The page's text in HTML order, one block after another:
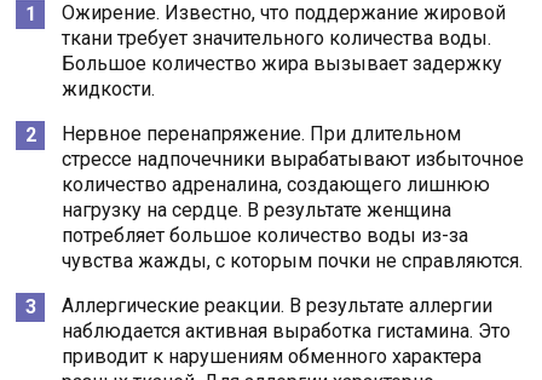
Ожирение. Известно, что поддержание жировой
ткани требует значительного количества воды.
Большое количество жира вызывает задержку
жидкости.
Нервное перенапряжение. При длительном
стрессе надпочечники вырабатывают избыточное
количество адреналина, создающего лишнюю
нагрузку на сердце. В результате женщина
потребляет большое количество воды из-за
чувства жажды, с которым почки не справляются.
Аллергические реакции. В результате аллергии
наблюдается активная выработка гистамина. Это
приводит к нарушениям обменного характера